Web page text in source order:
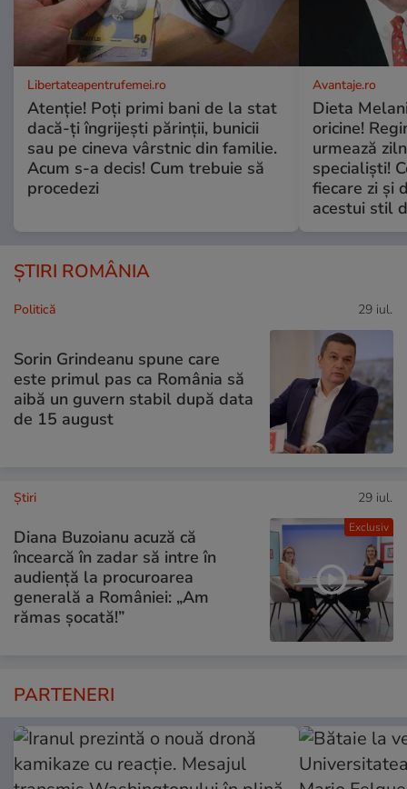
Libertateapentrufemei.ro
Atenție! Poți primi bani de la stat
dacă-ți îngrijești părinții, bunicii
sau pe cineva vârstnic din familie.
Acum s-a decis! Cum trebuie să
procedezi
Avantaje.ro
Dieta
oricine!
urmează
specialiști!
fiecare zi și
acestui stil
ȘTIRI ROMÂNIA
Politică 29 iul.
Sorin Grindeanu spune care
este primul pas ca România să
aibă un guvern stabil după data
de 15 august
Exclusiv
Ştiri 29 iul.
Diana Buzoianu acuză că
încearcă în zadar să intre în
audiență la procuroarea
generală a României: „Am
rămas șocată!”
PARTENERI